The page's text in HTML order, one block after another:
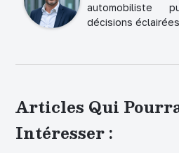
automobiliste
décisions
Articles Qui
Intéresser :